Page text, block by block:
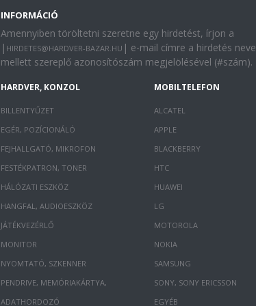
INFORMÁCIÓ
Amennyiben töröltetni szeretne egy hirdetést, írjon a
| HIRDETES@HARDVER-BAZAR.HU | e-mail címre a hirdetés neve
mellett szereplő azonosítószám megjelölésével (#szám).
HARDVER, KONZOL
BILLENTYŰZET
EGÉR, POZÍCIONÁLÓ
FEJHALLGATÓ, MIKROFON
FESTÉKPATRON, TONER
HÁLÓZATI ESZKÖZ
HANGFAL, AUDIOESZKÖZ
JÁTÉKVEZÉRLŐ
MONITOR
NYOMTATÓ, SZKENNER
PENDRIVE, MEMÓRIAKÁRTYA,
ADATHORDOZÓ
MOBILTELEFON
ALCATEL
APPLE
BLACKBERRY
HTC
HUAWEI
LG
MOTOROLA
NOKIA
SAMSUNG
SONY, SONY ERICSSON
EGYÉB